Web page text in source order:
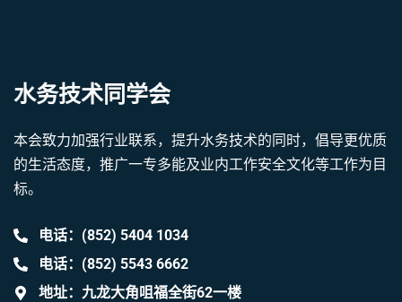
水务技术同学会
本会致力加强行业联系，提升水务技术的同时，倡导更优质
的生活态度，推广一专多能及业内工作安全文化等工作为目
标。
电话：(852) 5404 1034
电话：(852) 5543 6662
地址：九龙大角咀福全街62一楼